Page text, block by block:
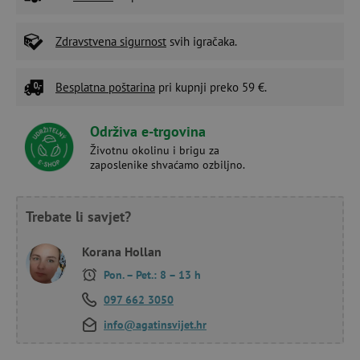
Zdravstvena sigurnost svih igračaka.
Besplatna poštarina pri kupnji preko 59 €.
Održiva e-trgovina
Životnu okolinu i brigu za
zaposlenike shvaćamo ozbiljno.
Trebate li savjet?
Korana Hollan
Pon. – Pet.: 8 – 13 h
097 662 3050
info@agatinsvijet.hr